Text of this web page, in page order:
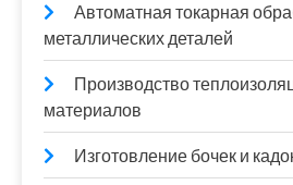
Автоматная токарная
металлических деталей
Производство
материалов
Изготовление бочек и